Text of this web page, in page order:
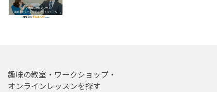
趣味の教室・ワークショップ・
オンラインレッスンを探す